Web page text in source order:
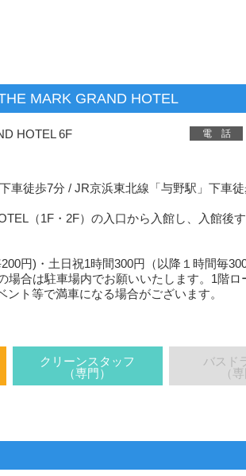
MARK GRAND HOTEL
電 話
HOTEL 6F
車徒歩7分 / JR京浜東北線「与野駅」下車
（1F・2F）の入口から入館し、入館後
円)・土日祝1時間300円（以降１時間毎
場合は駐車場内でお願いいたします。1階ロ
ト等で満車になる場合がございます。
クリーンスタッフ
（専門）
バスド
（